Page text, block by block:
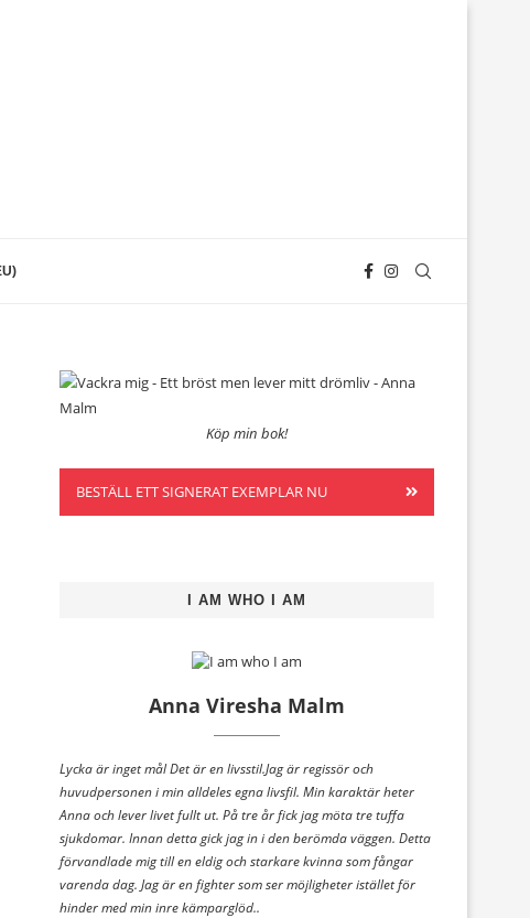
Köp min bok!
BESTÄLL ETT SIGNERAT EXEMPLAR NU
I AM WHO I AM
Anna Viresha Malm
Lycka är inget mål Det är en livsstil.Jag är regissör och
huvudpersonen i min alldeles egna livsfil. Min karaktär heter
Anna och lever livet fullt ut. På tre år fick jag möta tre tuffa
sjukdomar. Innan detta gick jag in i den berömda väggen. Detta
förvandlade mig till en eldig och starkare kvinna som fångar
varenda dag. Jag är en fighter som ser möjligheter istället för
hinder med min inre kämparglöd..